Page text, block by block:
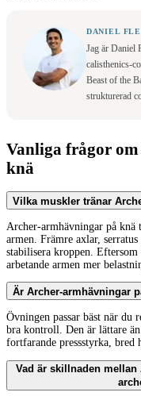
DANIEL
Jag är Daniel
calisthenics-
Beast of the
strukturerad
Vanliga frågor
knä
Vilka muskler tränar
Archer-armhävningar på knä
armen. Främre axlar,
stabilisera kroppen.
arbetande armen mer
Är Archer-armhävningar
Övningen passar bäst när du
bra kontroll. Den är lättare
fortfarande pressstyrka, bred
Vad är skillnaden